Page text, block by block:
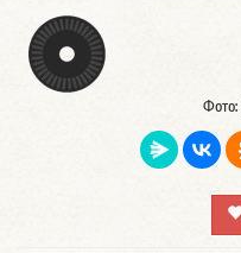
Фото: